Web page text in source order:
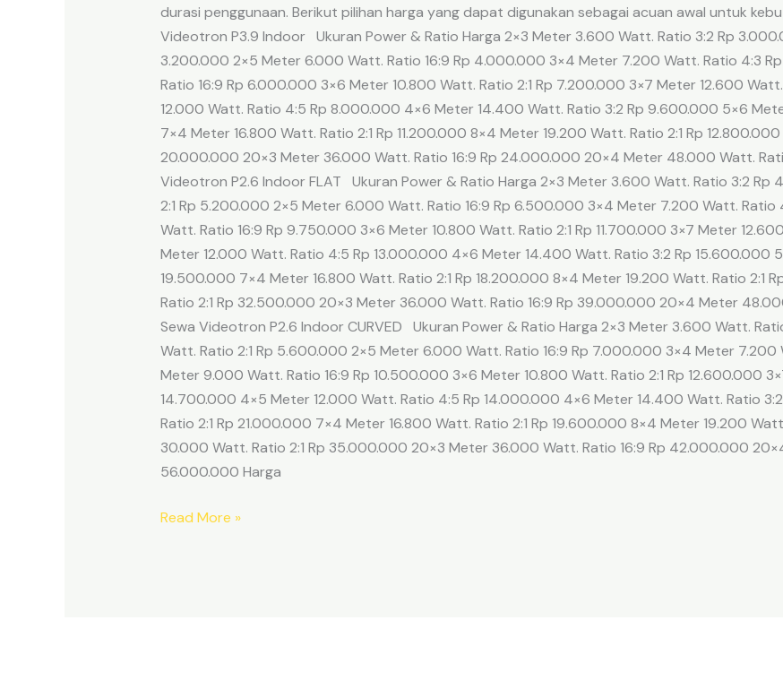
durasi penggunaan. Berikut pilihan harga yang dapat digunakan sebagai acuan awal untuk
Videotron P3.9 Indoor Ukuran Power & Ratio Harga 2×3 Meter 3.600 Watt. Ratio 3:2 Rp
3.200.000 2×5 Meter 6.000 Watt. Ratio 16:9 Rp 4.000.000 3×4 Meter 7.200 Watt. Ratio 4:3
Ratio 16:9 Rp 6.000.000 3×6 Meter 10.800 Watt. Ratio 2:1 Rp 7.200.000 3×7 Meter 12.600
12.000 Watt. Ratio 4:5 Rp 8.000.000 4×6 Meter 14.400 Watt. Ratio 3:2 Rp 9.600.000 5×6
7×4 Meter 16.800 Watt. Ratio 2:1 Rp 11.200.000 8×4 Meter 19.200 Watt. Ratio 2:1 Rp
20.000.000 20×3 Meter 36.000 Watt. Ratio 16:9 Rp 24.000.000 20×4 Meter 48.000 Watt.
Videotron P2.6 Indoor FLAT Ukuran Power & Ratio Harga 2×3 Meter 3.600 Watt. Ratio 3:2
2:1 Rp 5.200.000 2×5 Meter 6.000 Watt. Ratio 16:9 Rp 6.500.000 3×4 Meter 7.200 Watt.
Watt. Ratio 16:9 Rp 9.750.000 3×6 Meter 10.800 Watt. Ratio 2:1 Rp 11.700.000 3×7 Meter
Meter 12.000 Watt. Ratio 4:5 Rp 13.000.000 4×6 Meter 14.400 Watt. Ratio 3:2 Rp 15.600.000
19.500.000 7×4 Meter 16.800 Watt. Ratio 2:1 Rp 18.200.000 8×4 Meter 19.200 Watt. Ratio 2:1
Ratio 2:1 Rp 32.500.000 20×3 Meter 36.000 Watt. Ratio 16:9 Rp 39.000.000 20×4 Meter
Sewa Videotron P2.6 Indoor CURVED Ukuran Power & Ratio Harga 2×3 Meter 3.600 Watt.
Watt. Ratio 2:1 Rp 5.600.000 2×5 Meter 6.000 Watt. Ratio 16:9 Rp 7.000.000 3×4 Meter
Meter 9.000 Watt. Ratio 16:9 Rp 10.500.000 3×6 Meter 10.800 Watt. Ratio 2:1 Rp 12.600.000
14.700.000 4×5 Meter 12.000 Watt. Ratio 4:5 Rp 14.000.000 4×6 Meter 14.400 Watt. Ratio
Ratio 2:1 Rp 21.000.000 7×4 Meter 16.800 Watt. Ratio 2:1 Rp 19.600.000 8×4 Meter 19.200
30.000 Watt. Ratio 2:1 Rp 35.000.000 20×3 Meter 36.000 Watt. Ratio 16:9 Rp 42.000.000
56.000.000 Harga
Read More »